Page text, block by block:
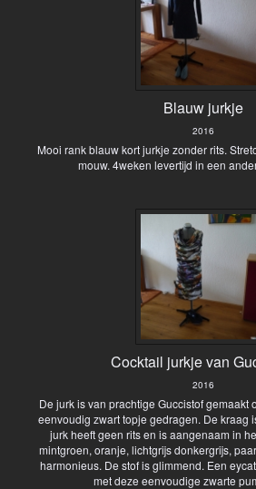
Blauw jurkje
2016
Mooi rank blauw kort jurkje zonder rits.
mouw. 4weken levertijd in een
Cocktail jurkje van
2016
De jurk is van prachtige Guccistof gemaakt
eenvoudig zwart topje gedragen. De kraag
jurk heeft geen rits en is aangenaam in
mintgroen, oranje, lichtgrijs donkergrijs,
harmonieus. De stof is glimmend. Een
met deze eenvoudige zwarte